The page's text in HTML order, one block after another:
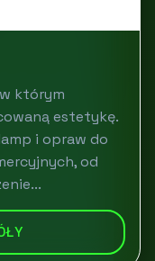
którym
estetykę.
i opraw do
od